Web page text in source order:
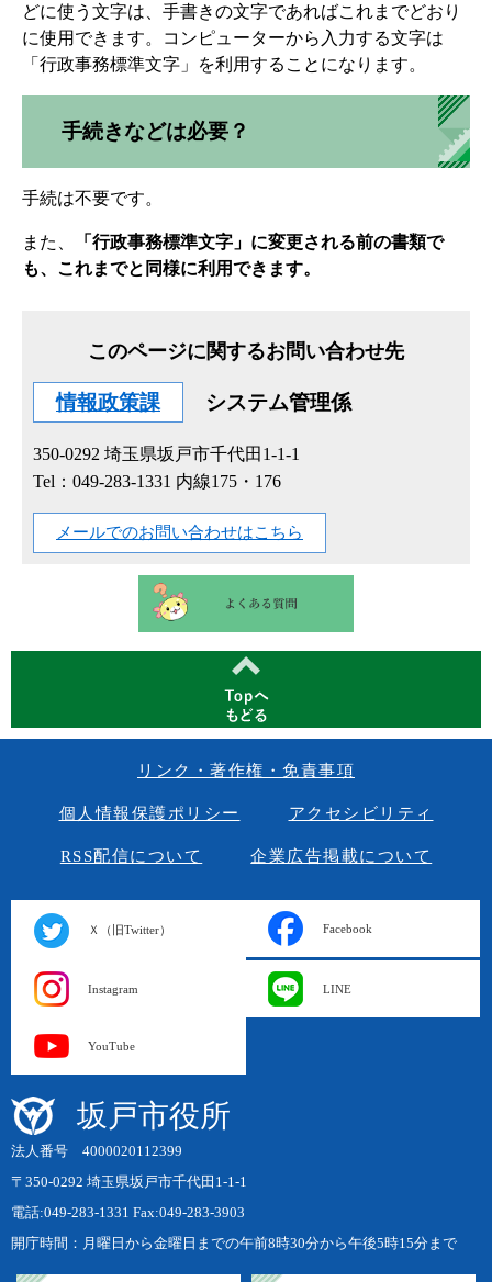
どに使う文字は、手書きの文字であればこれまでどおり
に使用できます。コンピューターから入力する文字は
「行政事務標準文字」を利用することになります。
手続きなどは必要？
手続は不要です。
また、
「行政事務標準文字」に変更される前の書類で
も、これまでと同様に利用できます。
このページに関するお問い合わせ先
情報政策課 システム管理係
350-0292 埼玉県坂戸市千代田1-1-1
Tel：049-283-1331 内線175・176
メールでのお問い合わせはこちら
リンク・著作権・免責事項
個人情報保護ポリシー アクセシビリティ
RSS配信について 企業広告掲載について
Ｘ（旧Twitter） Facebook
Instagram LINE
YouTube
坂戸市役所
法人番号 4000020112399
〒350-0292 埼玉県坂戸市千代田1-1-1
電話:049-283-1331 Fax:049-283-3903
開庁時間：月曜日から金曜日までの午前8時30分から午後5時15分まで